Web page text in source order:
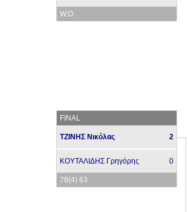
W.O.
FINAL
ΤΖΙΝΗΣ Νικόλας 2
ΚΟΥΤΑΛΙΔΗΣ Γρηγόρης 0
76(4) 63